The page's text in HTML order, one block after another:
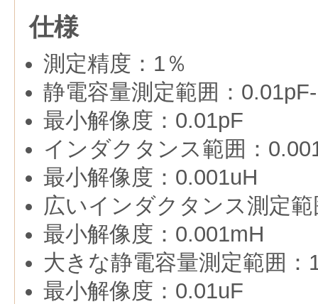
仕様
測定精度：1％
静電容量測定範囲：
最小解像度：0.01pF
インダクタンス範囲：
最小解像度：0.001uH
広いインダクタンス測定
最小解像度：0.001mH
大きな静電容量測定範囲：
最小解像度：0.01uF